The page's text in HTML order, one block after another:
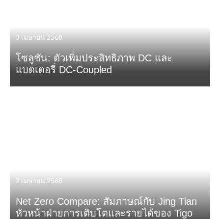
3 เมษายน 2568
โซลูชัน: ตัวเพิ่มประสิทธิภาพ DC และ
แบตเตอรี่ DC-Coupled
2 เมษายน 2568
Net Zero Compare: สัมภาษณ์กับ Jing Tian
หัวหน้าฝ่ายการเติบโตและรายได้ของ Tigo